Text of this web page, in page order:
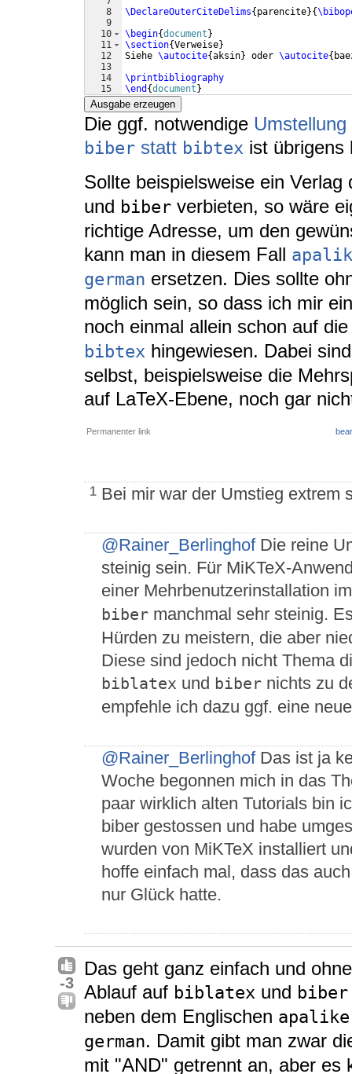
8
9
10
11
12
13
14
15
\DeclareOuterCiteDelims{ parencite}{
\begin{document }
\section{Verweise}
Siehe \autocite{aksin} oder \autocite{
\printbibliography
\end {document }
Ausgabe erzeugen
Die ggf. notwendige
biber statt bibtex ist übrigens
Sollte beispielsweise ein
und biber verbieten, so wäre
richtige Adresse, um den
kann man in diesem Fall
german ersetzen. Dies sollte
möglich sein, so dass ich mir
noch einmal allein schon auf
bibtex hingewiesen. Dabei
selbst, beispielsweise die
auf LaTeX-Ebene, noch gar
Permanenter link
1 Bei mir war der Umstieg extrem
@Rainer_BerlinghofDie reine
steinig sein. Für MiKTeX-
einer Mehrbenutzerinstallation
biber manchmal sehr steinig.
Hürden zu meistern, die aber
Diese sind jedoch nicht Thema
biblatex und biber nichts zu
empfehle ich dazu ggf. eine
@Rainer_BerlinghofDas ist ja
Woche begonnen mich in das
paar wirklich alten Tutorials bin
biber gestossen und habe
wurden von MiKTeX installiert
hoffe einfach mal, dass das
nur Glück hatte.
-3
Das geht ganz einfach und
Ablauf auf biblatex und biber
neben dem Englischen apalike
german. Damit gibt man zwar
mit "AND" getrennt an, aber es